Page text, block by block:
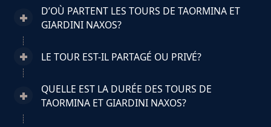
D’OÙ PARTENT LES TOURS DE TAORMINA ET
GIARDINI NAXOS?
LE TOUR EST-IL PARTAGÉ OU PRIVÉ?
QUELLE EST LA DURÉE DES TOURS DE
TAORMINA ET GIARDINI NAXOS?